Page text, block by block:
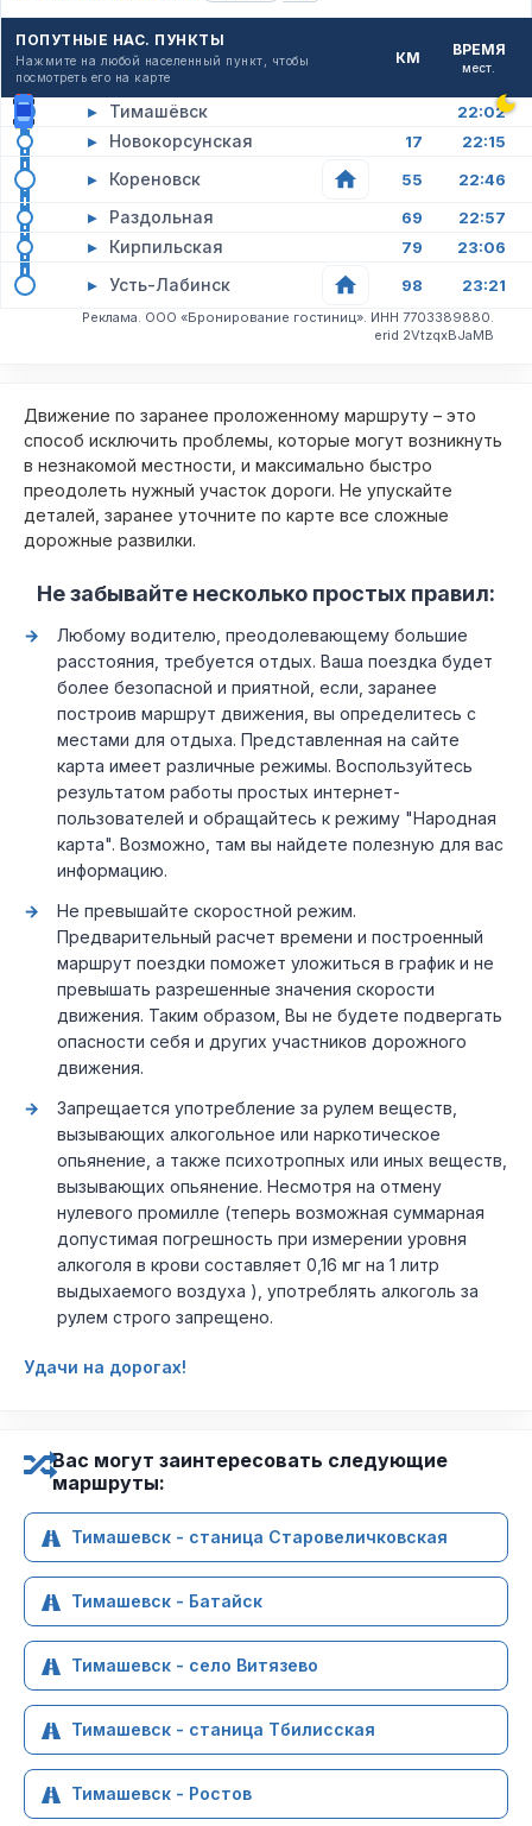
ПОПУТНЫЕ НАС. ПУНКТЫ
Нажмите на любой населенный пункт, чтобы
посмотреть его на карте
КМ ВРЕМЯ
мест.
▸ Тимашёвск 22:02
▸ Новокорсунская 17 22:15
▸ Кореновск 55 22:46
▸ Раздольная 69 22:57
▸ Кирпильская 79 23:06
▸ Усть-Лабинск 98 23:21
Реклама. ООО «Бронирование гостиниц». ИНН 7703389880.
erid 2VtzqxBJaMB
Движение по заранее проложенному маршруту – это
способ исключить проблемы, которые могут возникнуть
в незнакомой местности, и максимально быстро
преодолеть нужный участок дороги. Не упускайте
деталей, заранее уточните по карте все сложные
дорожные развилки.
Не забывайте несколько простых правил:
Любому водителю, преодолевающему большие
расстояния, требуется отдых. Ваша поездка будет
более безопасной и приятной, если, заранее
построив маршрут движения, вы определитесь с
местами для отдыха. Представленная на сайте
карта имеет различные режимы. Воспользуйтесь
результатом работы простых интернет-
пользователей и обращайтесь к режиму "Народная
карта". Возможно, там вы найдете полезную для вас
информацию.
Не превышайте скоростной режим.
Предварительный расчет времени и построенный
маршрут поездки поможет уложиться в график и не
превышать разрешенные значения скорости
движения. Таким образом, Вы не будете подвергать
опасности себя и других участников дорожного
движения.
Запрещается употребление за рулем веществ,
вызывающих алкогольное или наркотическое
опьянение, а также психотропных или иных веществ,
вызывающих опьянение. Несмотря на отмену
нулевого промилле (теперь возможная суммарная
допустимая погрешность при измерении уровня
алкоголя в крови составляет 0,16 мг на 1 литр
выдыхаемого воздуха ), употреблять алкоголь за
рулем строго запрещено.
Удачи на дорогах!
Вас могут заинтересовать следующие
маршруты:
Тимашевск - станица Старовеличковская
Тимашевск - Батайск
Тимашевск - село Витязево
Тимашевск - станица Тбилисская
Тимашевск - Ростов